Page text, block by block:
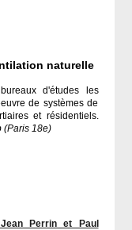
naturelle
d'études les
de systèmes de
et résidentiels.
(Paris 18e)
Perrin et Paul